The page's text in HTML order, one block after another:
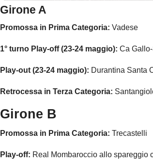
Girone A
Promossa in Prima Categoria: Vadese
1° turno Play-off (23-24 maggio): Ca
Play-out (23-24 maggio): Durantina Santa
Retrocessa in Terza Categoria:
Girone B
Promossa in Prima Categoria: Trecastelli
Play-off: Real Mombaroccio allo spareggio